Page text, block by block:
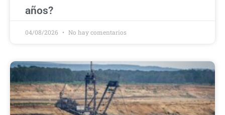
años?
04/08/2026 No hay comentarios